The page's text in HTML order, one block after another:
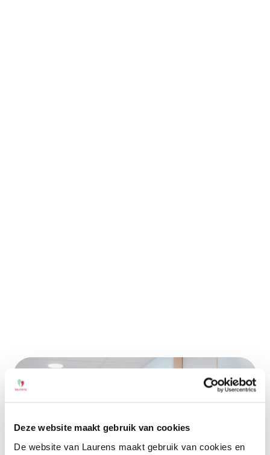
Deze website maakt gebruik van cookies
De website van Laurens maakt gebruik van cookies en